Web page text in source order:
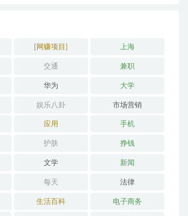
[网赚项目] 上海
交通 兼职
华为 大学
娱乐八卦 市场营销
应用 手机
护肤 挣钱
文学 新闻
每天 法律
生活百科 电子商务